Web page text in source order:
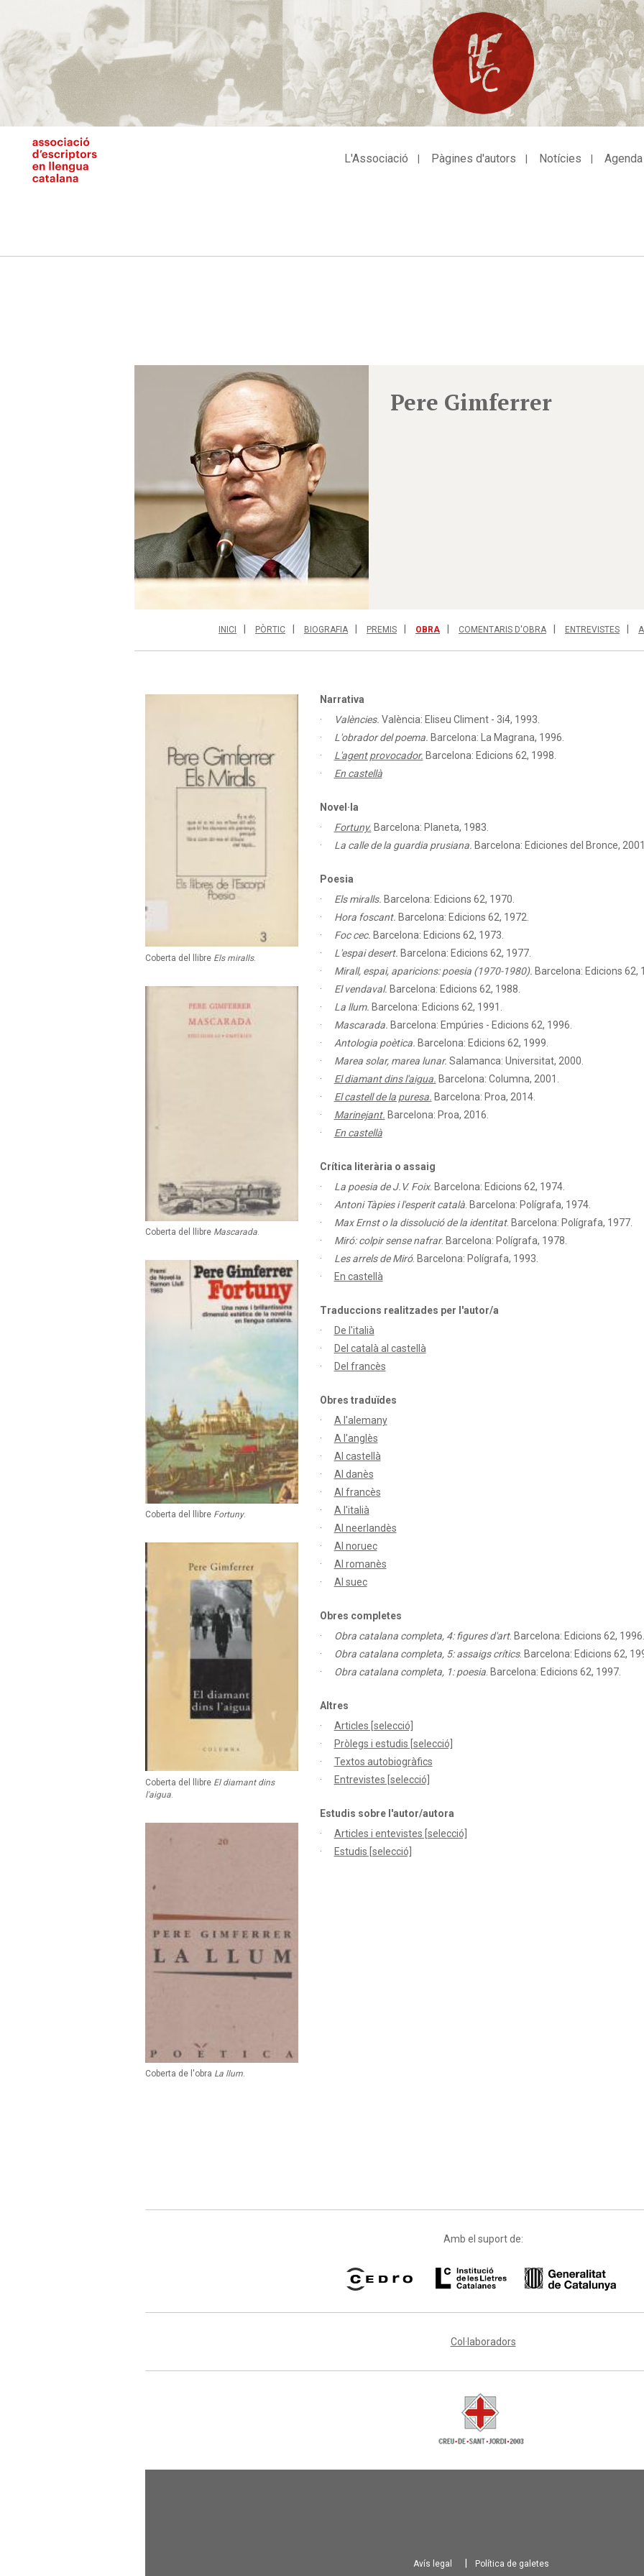
contingut
L'Associació Pàgines d'autors Notícies Agenda
Pere Gimferrer
INICI PÒRTIC BIOGRAFIA PREMIS OBRA COMENTARIS D'OBRA ENTREVISTES
Coberta del llibre Els miralls.
Coberta del llibre Mascarada.
Coberta del llibre Fortuny.
Coberta del llibre El diamant dins
l'aigua.
Coberta de l'obra La llum.
Narrativa
Valències. València: Eliseu Climent - 3i4, 1993.
L'obrador del poema. Barcelona: La Magrana, 1996.
L'agent provocador. Barcelona: Edicions 62, 1998.
En castellà
Novel·la
Fortuny. Barcelona: Planeta, 1983.
La calle de la guardia prusiana. Barcelona: Ediciones del Bronce, 2001.
Poesia
Els miralls. Barcelona: Edicions 62, 1970.
Hora foscant. Barcelona: Edicions 62, 1972.
Foc cec. Barcelona: Edicions 62, 1973.
L'espai desert. Barcelona: Edicions 62, 1977.
Mirall, espai, aparicions: poesia (1970-1980). Barcelona: Edicions 62,
El vendaval. Barcelona: Edicions 62, 1988.
La llum. Barcelona: Edicions 62, 1991.
Mascarada. Barcelona: Empúries - Edicions 62, 1996.
Antologia poètica. Barcelona: Edicions 62, 1999.
Marea solar, marea lunar. Salamanca: Universitat, 2000.
El diamant dins l'aigua. Barcelona: Columna, 2001.
El castell de la puresa. Barcelona: Proa, 2014.
Marinejant. Barcelona: Proa, 2016.
En castellà
Crítica literària o assaig
La poesia de J.V. Foix. Barcelona: Edicions 62, 1974.
Antoni Tàpies i l'esperit català. Barcelona: Polígrafa, 1974.
Max Ernst o la dissolució de la identitat. Barcelona: Polígrafa, 1977.
Miró: colpir sense nafrar. Barcelona: Polígrafa, 1978.
Les arrels de Miró. Barcelona: Polígrafa, 1993.
En castellà
Traduccions realitzades per l'autor/a
De l'italià
Del català al castellà
Del francès
Obres traduïdes
A l'alemany
A l'anglès
Al castellà
Al danès
Al francès
A l'italià
Al neerlandès
Al noruec
Al romanès
Al suec
Obres completes
Obra catalana completa, 4: figures d'art. Barcelona: Edicions 62, 1996.
Obra catalana completa, 5: assaigs crítics. Barcelona: Edicions 62,
Obra catalana completa, 1: poesia. Barcelona: Edicions 62, 1997.
Altres
Articles [selecció]
Pròlegs i estudis [selecció]
Textos autobiogràfics
Entrevistes [selecció]
Estudis sobre l'autor/autora
Articles i entevistes [selecció]
Estudis [selecció]
Amb el suport de:
Col·laboradors
Avís legal Política de galetes